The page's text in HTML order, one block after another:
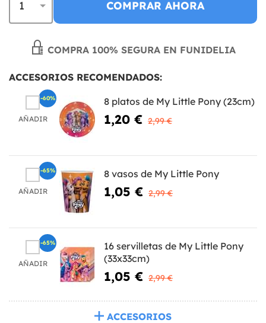
COMPRAR AHORA
COMPRA 100% SEGURA EN FUNIDELIA
ACCESORIOS RECOMENDADOS:
AÑADIR
8 platos de My Little Pony (23cm)
1,20 € 2,99 €
-60%
AÑADIR
8 vasos de My Little Pony
1,05 € 2,99 €
-65%
AÑADIR
16 servilletas de My Little Pony
(33x33cm)
1,05 € 2,99 €
-65%
ACCESORIOS